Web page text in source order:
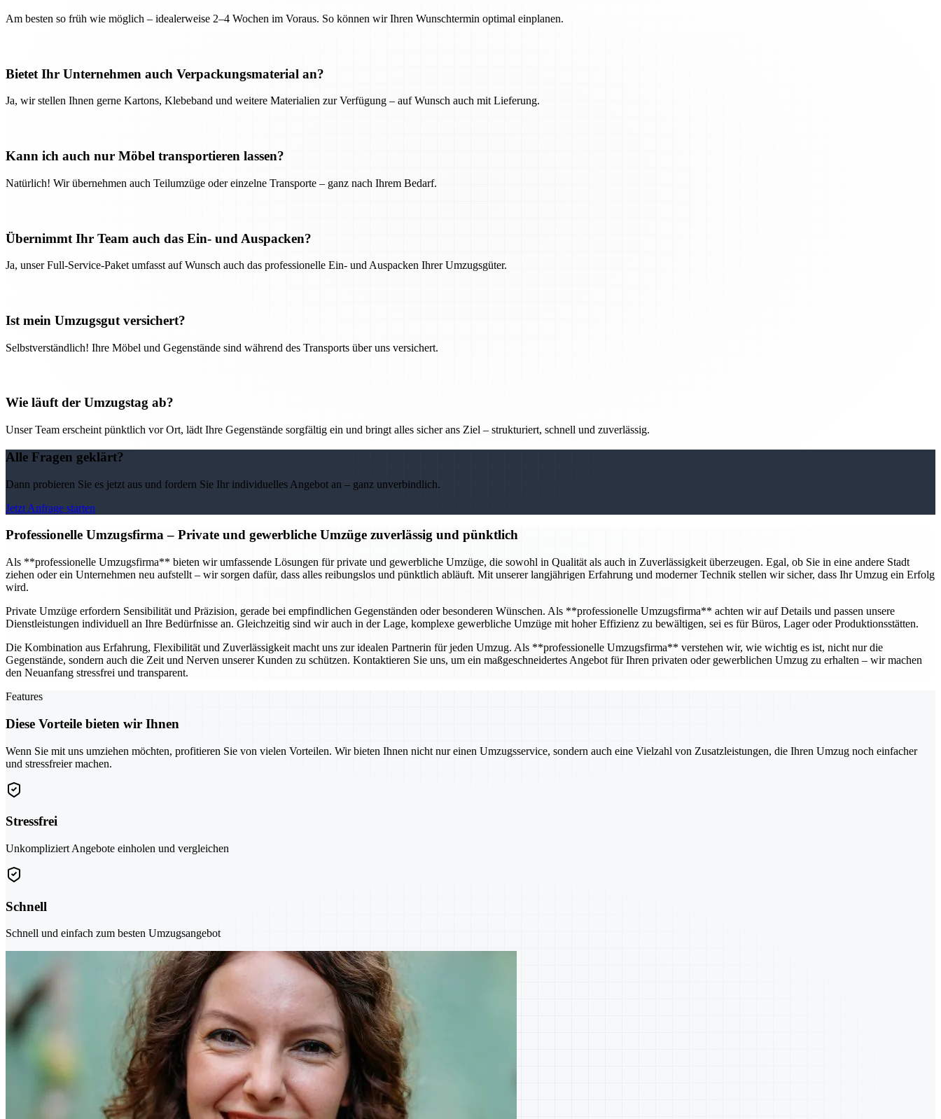
Am besten so früh wie möglich – idealerweise 2–4 Wochen im Voraus. So können wir Ihren Wunschtermin optimal einplanen.
Bietet Ihr Unternehmen auch Verpackungsmaterial an?
Ja, wir stellen Ihnen gerne Kartons, Klebeband und weitere Materialien zur Verfügung – auf Wunsch auch mit Lieferung.
Kann ich auch nur Möbel transportieren lassen?
Natürlich! Wir übernehmen auch Teilumzüge oder einzelne Transporte – ganz nach Ihrem Bedarf.
Übernimmt Ihr Team auch das Ein- und Auspacken?
Ja, unser Full-Service-Paket umfasst auf Wunsch auch das professionelle Ein- und Auspacken Ihrer Umzugsgüter.
Ist mein Umzugsgut versichert?
Selbstverständlich! Ihre Möbel und Gegenstände sind während des Transports über uns versichert.
Wie läuft der Umzugstag ab?
Unser Team erscheint pünktlich vor Ort, lädt Ihre Gegenstände sorgfältig ein und bringt alles sicher ans Ziel – strukturiert, schnell und zuverlässig.
Alle Fragen geklärt?
Dann probieren Sie es jetzt aus und fordern Sie Ihr individuelles Angebot an – ganz unverbindlich.
Jetzt Anfrage starten
Professionelle Umzugsfirma– Private und gewerbliche Umzüge zuverlässig und pünktlich
Als **professionelle Umzugsfirma** bieten wir umfassende Lösungen für private und gewerbliche Umzüge, die sowohl in Qualität als auch in Zuverlässigkeit überzeugen. Egal, ob Sie in eine andere Stadt
ziehen oder ein Unternehmen neu aufstellt – wir sorgen dafür, dass alles reibungslos und pünktlich abläuft. Mit unserer langjährigen Erfahrung und moderner Technik stellen wir sicher, dass Ihr Umzug ein Erfolg
wird.
Private Umzüge erfordern Sensibilität und Präzision, gerade bei empfindlichen Gegenständen oder besonderen Wünschen. Als **professionelle Umzugsfirma** achten wir auf Details und passen unsere
Dienstleistungen individuell an Ihre Bedürfnisse an. Gleichzeitig sind wir auch in der Lage, komplexe gewerbliche Umzüge mit hoher Effizienz zu bewältigen, sei es für Büros, Lager oder Produktionsstätten.
Die Kombination aus Erfahrung, Flexibilität und Zuverlässigkeit macht uns zur idealen Partnerin für jeden Umzug. Als **professionelle Umzugsfirma** verstehen wir, wie wichtig es ist, nicht nur die
Gegenstände, sondern auch die Zeit und Nerven unserer Kunden zu schützen. Kontaktieren Sie uns, um ein maßgeschneidertes Angebot für Ihren privaten oder gewerblichen Umzug zu erhalten – wir machen
den Neuanfang stressfrei und transparent.
Features
Diese Vorteile bieten wir Ihnen
Wenn Sie mit uns umziehen möchten, profitieren Sie von vielen Vorteilen. Wir bieten Ihnen nicht nur einen Umzugsservice, sondern auch eine Vielzahl von Zusatzleistungen, die Ihren Umzug noch einfacher
und stressfreier machen.
Stressfrei
Unkompliziert Angebote einholen und vergleichen
Schnell
Schnell und einfach zum besten Umzugsangebot